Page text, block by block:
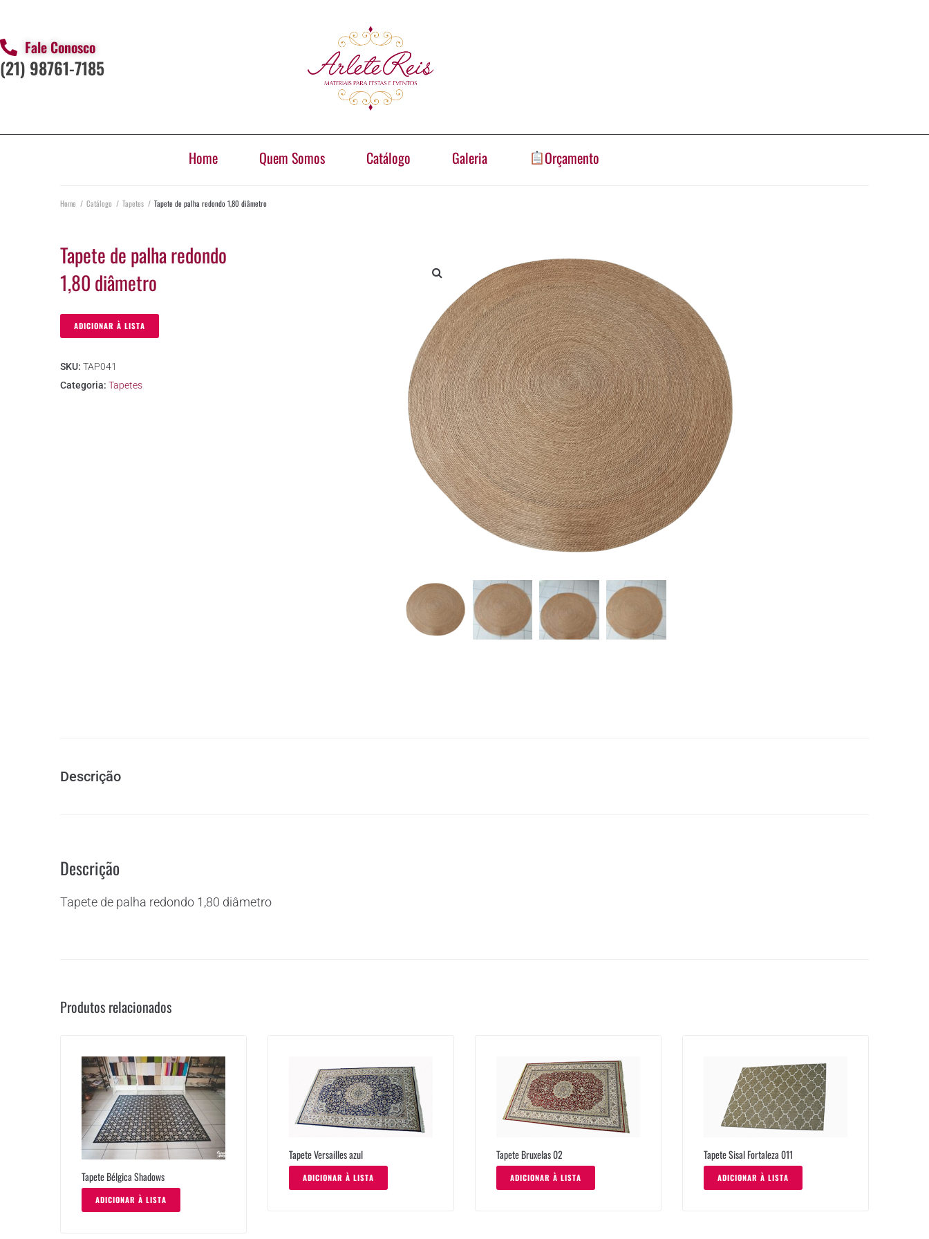
Fale Conosco
(21) 98761-7185
Home Quem Somos Catálogo Galeria Orçamento
Home / Catálogo / Tapetes / Tapete de palha redondo 1,80 diâmetro
Tapete de palha redondo
1,80 diâmetro
ADICIONAR À LISTA
SKU: TAP041
Categoria: Tapetes
Descrição
Descrição
Tapete de palha redondo 1,80 diâmetro
Produtos relacionados
Tapete Bélgica Shadows
ADICIONAR À LISTA
Tapete Versailles azul
ADICIONAR À LISTA
Tapete Bruxelas 02
ADICIONAR À LISTA
Tapete Sisal Fortaleza 011
ADICIONAR À LISTA